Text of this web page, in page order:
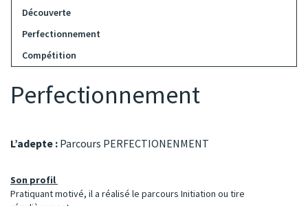
Découverte
Perfectionnement
Compétition
Perfectionnement
L’adepte : Parcours PERFECTIONENMENT
Son profil
Pratiquant motivé, il a réalisé le parcours Initiation ou tire